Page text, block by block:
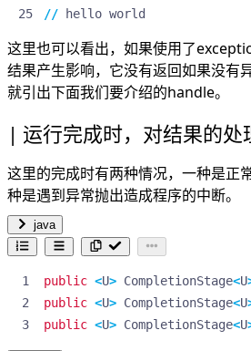
// hello world
这里也可以看出，如果使用了
结果产生影响，它没有返回如果没有
就引出下面我们要介绍的handle。
运行完成时，对结果的处
这里的完成时有两种情况，一种是正
种是遇到异常抛出造成程序的中断。
java
public <U> CompletionStage<U
public <U> CompletionStage<U
public <U> CompletionStage<U